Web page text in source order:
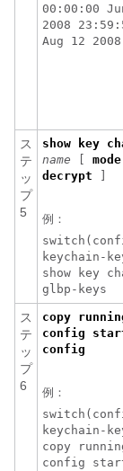
00:00:00
2008
Aug 12 2008
ス
テ
ッ
プ
5
show key
name
mode
decrypt
例：
keychain-
show key
glbp-keys
ス
テ
ッ
プ
6
copy
config
config
例：
keychain-
copy
config